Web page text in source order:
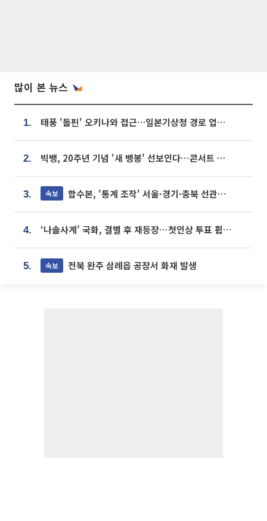
많이 본 뉴스
1. 태풍 '돌핀' 오키나와 접근…일본기상청 경로 업데이트
2. 빅뱅, 20주년 기념 '새 뱅봉' 선보인다⋯콘서트 앞두고 팝업 개최
3. 속보 합수본, '통계 조작' 서울·경기·충북 선관위 등 추가 압수수색
4. ‘나솔사계’ 국화, 결별 후 재등장⋯첫인상 투표 휩쓸고 ‘인기녀’ 등극
5. 속보 전북 완주 삼례읍 공장서 화재 발생